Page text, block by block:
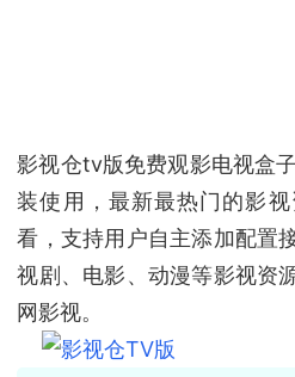
影视仓tv版免费观影电视盒
装使用，最新最热门的影
看，支持用户自主添加配置
视剧、电影、动漫等影视资
网影视。